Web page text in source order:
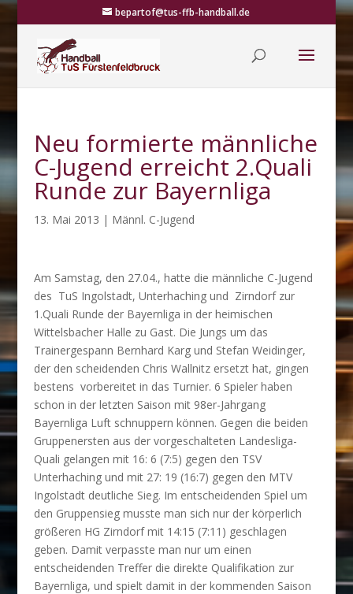
bepartof@tus-ffb-handball.de
Neu formierte männliche
C-Jugend erreicht 2.Quali
Runde zur Bayernliga
13. Mai 2013 | Männl. C-Jugend
Am Samstag, den 27.04., hatte die männliche C-Jugend
des TuS Ingolstadt, Unterhaching und Zirndorf zur
1.Quali Runde der Bayernliga in der heimischen
Wittelsbacher Halle zu Gast. Die Jungs um das
Trainergespann Bernhard Karg und Stefan Weidinger,
der den scheidenden Chris Wallnitz ersetzt hat, gingen
bestens vorbereitet in das Turnier. 6 Spieler haben
schon in der letzten Saison mit 98er-Jahrgang
Bayernliga Luft schnuppern können. Gegen die beiden
Gruppenersten aus der vorgeschalteten Landesliga-
Quali gelangen mit 16: 6 (7:5) gegen den TSV
Unterhaching und mit 27: 19 (16:7) gegen den MTV
Ingolstadt deutliche Sieg. Im entscheidenden Spiel um
den Gruppensieg musste man sich nur der körperlich
größeren HG Zirndorf mit 14:15 (7:11) geschlagen
geben. Damit verpasste man nur um einen
entscheidenden Treffer die direkte Qualifikation zur
Bayernliga, und spielt damit in der kommenden Saison